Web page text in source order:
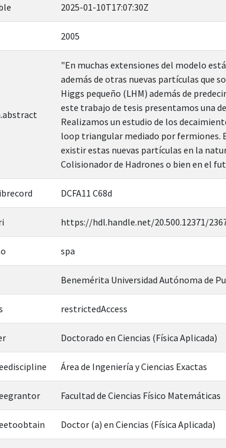
2025-01-10T17:07:30Z
2005
"En muchas extensiones del modelo
además de otras nuevas partículas que
Higgs pequeño (LHM) además de
este trabajo de tesis presentamos una
Realizamos un estudio de los
loop triangular mediado por fermiones.
existir estas nuevas partículas en la
Colisionador de Hadrones o bien en el
DCFA11 C68d
https://hdl.handle.net/20.500.12371/
spa
Benemérita Universidad Autónoma de
restrictedAccess
Doctorado en Ciencias (Física Aplicada)
Área de Ingeniería y Ciencias Exactas
Facultad de Ciencias Físico Matemáticas
Doctor (a) en Ciencias (Física Aplicada)